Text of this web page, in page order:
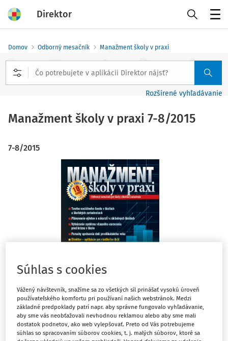
Direktor
Domov Odborný mesačník Manažment školy v praxi
Rozšírené vyhľadávanie
Manažment školy v praxi 7-8/2015
7-8/2015
Téma mesiaca
Plánovanie výletov a exkurzií v základných školách
Súhlas s cookies
Vážený návštevník, snažíme sa zo všetkých síl prinášať vysokú úroveň
používateľského komfortu pri používaní našich webstránok. Medzi
základné predpoklady patrí napr. aby správne fungovalo vyhľadávanie,
aby sme vás neobťažovali nevhodnou reklamou alebo aby sme mali
dostatok podnetov, ako web vylepšovať. Preto od Vás potrebujeme
súhlas so spracovaním súborov cookies, t. j. malých súborov, ktoré sa